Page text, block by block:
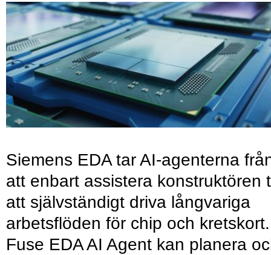
Siemens EDA tar AI-agenterna
att enbart assistera konstruktören
att självständigt driva långvariga
arbetsflöden för chip och kretskort.
Fuse EDA AI Agent kan planera